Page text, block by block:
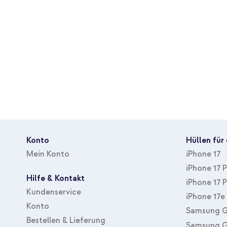
Konto
Mein Konto
Hilfe & Kontakt
Kundenservice
Konto
Bestellen & Lieferung
Hüllen für
iPhone 17
iPhone 17
iPhone 17
iPhone 17e
Samsung